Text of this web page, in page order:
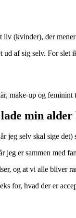
(kvinder), der
ud af sig selv. For
make-up og
min alder
jeg selv skal sige
jeg er sammen
og at vi alle bliver
for, hvad der er